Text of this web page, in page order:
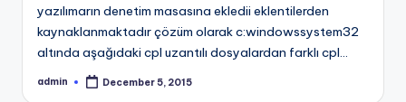
yazılımarın denetim masasına ekledii eklentilerden
kaynaklanmaktadır çözüm olarak c:windowssystem32
altında aşağıdaki cpl uzantılı dosyalardan farklı cpl…
Posted
admin December 5, 2015